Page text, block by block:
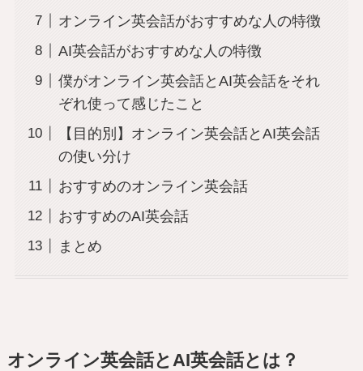
オンライン英会話がおすすめな人の特徴
AI英会話がおすすめな人の特徴
僕がオンライン英会話とAI英会話をそれ
ぞれ使って感じたこと
【目的別】オンライン英会話とAI英会話
の使い分け
おすすめのオンライン英会話
おすすめのAI英会話
まとめ
オンライン英会話とAI英会話とは？